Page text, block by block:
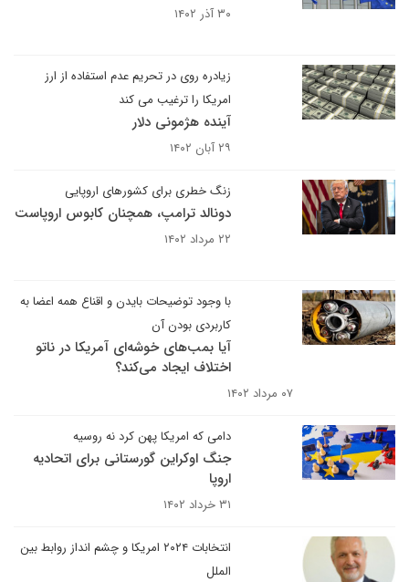
۳۰ آذر ۱۴۰۲
زیادره روی در تحریم عدم استفاده از ارز
امریکا را ترغیب می کند
آینده هژمونی دلار
۲۹ آبان ۱۴۰۲
زنگ خطری برای کشورهای اروپایی
دونالد ترامپ، همچنان کابوس اروپاست
۲۲ مرداد ۱۴۰۲
با وجود توضیحات بایدن و اقناع همه اعضا به
کاربردی بودن آن
آیا بمب‌های خوشه‌ای آمریکا در ناتو
اختلاف ایجاد می‌کند؟
۰۷ مرداد ۱۴۰۲
دامی که امریکا پهن کرد نه روسیه
جنگ اوکراین گورستانی برای اتحادیه
اروپا
۳۱ خرداد ۱۴۰۲
انتخابات ۲۰۲۴ امریکا و چشم انداز روابط بین
الملل